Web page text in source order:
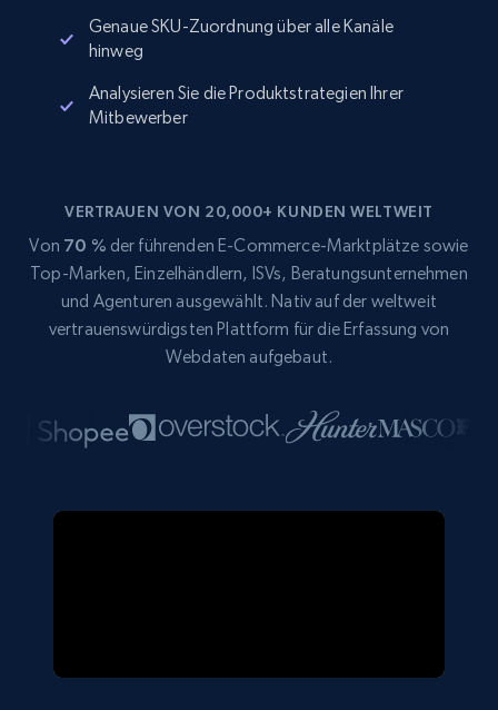
Genaue SKU-Zuordnung über alle Kanäle
hinweg
Analysieren Sie die Produktstrategien Ihrer
Mitbewerber
VERTRAUEN VON 20,000+ KUNDEN WELTWEIT
Von 70 % der führenden E-Commerce-Marktplätze sowie
Top-Marken, Einzelhändlern, ISVs, Beratungsunternehmen
und Agenturen ausgewählt. Nativ auf der weltweit
vertrauenswürdigsten Plattform für die Erfassung von
Webdaten aufgebaut.